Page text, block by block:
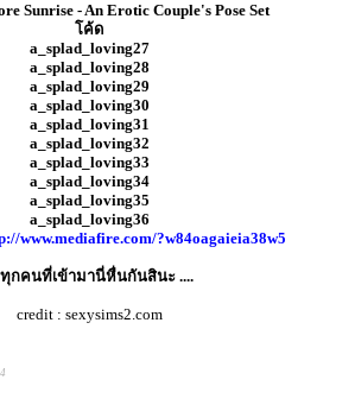
Sunrise - An Erotic Couple's Pose Set
โค้ด
a_splad_loving27
a_splad_loving28
a_splad_loving29
a_splad_loving30
a_splad_loving31
a_splad_loving32
a_splad_loving33
a_splad_loving34
a_splad_loving35
a_splad_loving36
www.mediafire.com/?w84oagaieia38w5
ทุกคนที่เข้ามานี่หื่นกันสินะ ....
credit : sexysims2.com